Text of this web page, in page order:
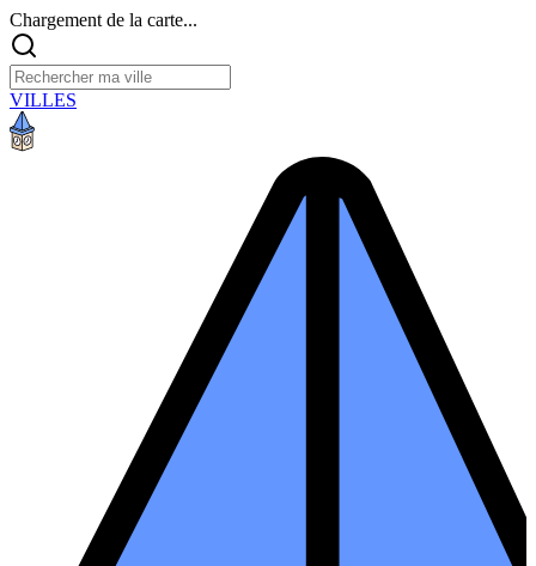
Chargement de la carte...
VILLES